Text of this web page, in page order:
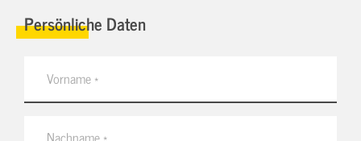
Persönliche Daten